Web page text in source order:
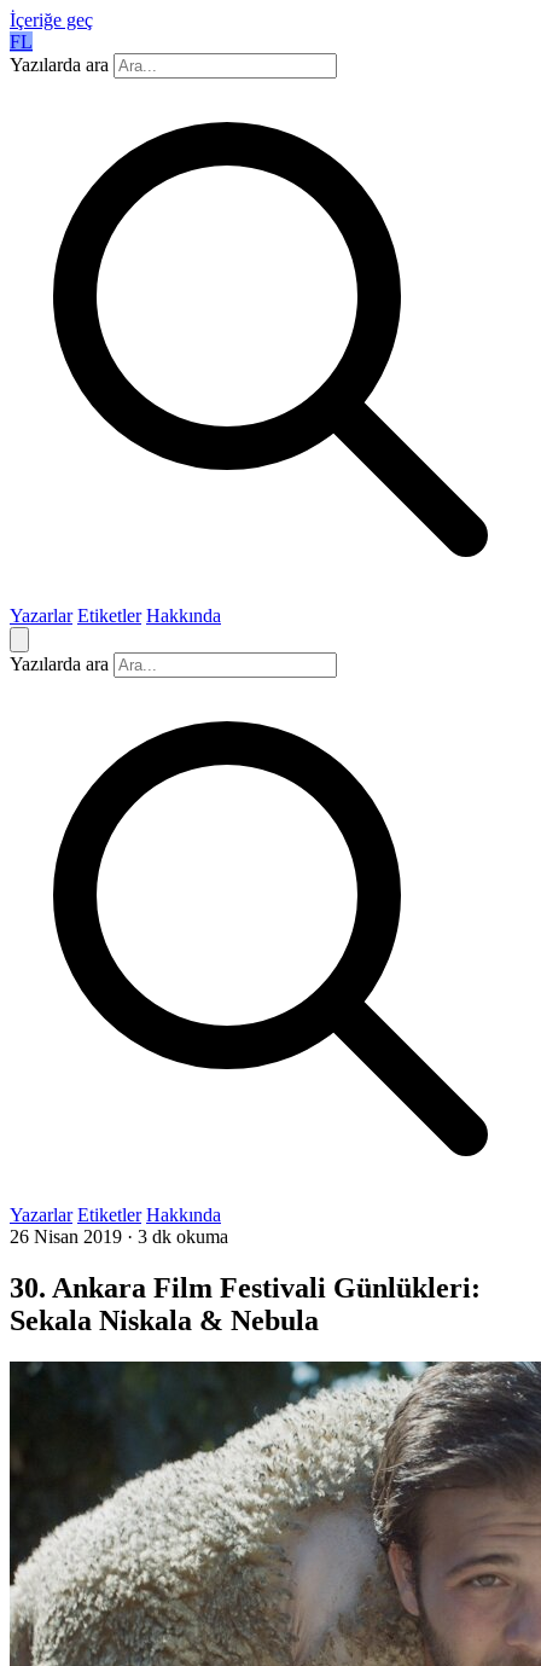
İçeriğe geç
FL
Yazılarda ara
Yazarlar Etiketler Hakkında
Yazılarda ara
Yazarlar Etiketler Hakkında
26 Nisan 2019 · 3 dk okuma
30. Ankara Film Festivali Günlükleri:
Sekala Niskala & Nebula